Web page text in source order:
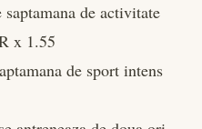
de activitate
x 1.55
de sport intens